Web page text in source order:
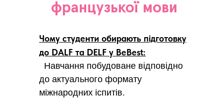
французької мови
Чому студенти обирають підготовку
до DALF та DELF у BeBest:
Навчання побудоване відповідно
до актуального формату
міжнародних іспитів.